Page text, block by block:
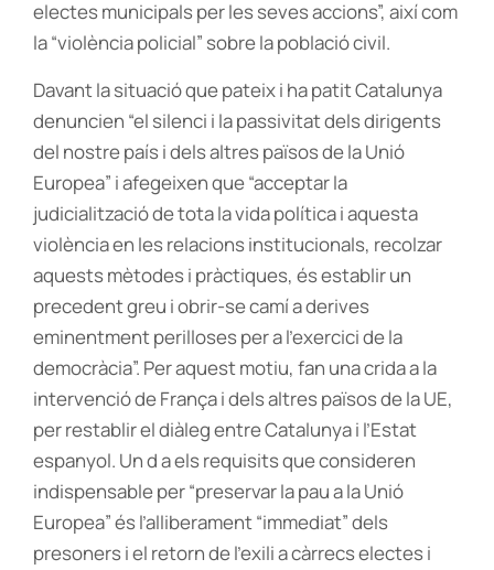
electes municipals per les seves accions”, així com
la “violència policial” sobre la població civil.
Davant la situació que pateix i ha patit Catalunya
denuncien “el silenci i la passivitat dels dirigents
del nostre país i dels altres països de la Unió
Europea” i afegeixen que “acceptar la
judicialització de tota la vida política i aquesta
violència en les relacions institucionals, recolzar
aquests mètodes i pràctiques, és establir un
precedent greu i obrir-se camí a derives
eminentment perilloses per a l’exercici de la
democràcia”. Per aquest motiu, fan una crida a la
intervenció de França i dels altres països de la UE,
per restablir el diàleg entre Catalunya i l’Estat
espanyol. Un d a els requisits que consideren
indispensable per “preservar la pau a la Unió
Europea” és l’alliberament “immediat” dels
presoners i el retorn de l’exili a càrrecs electes i